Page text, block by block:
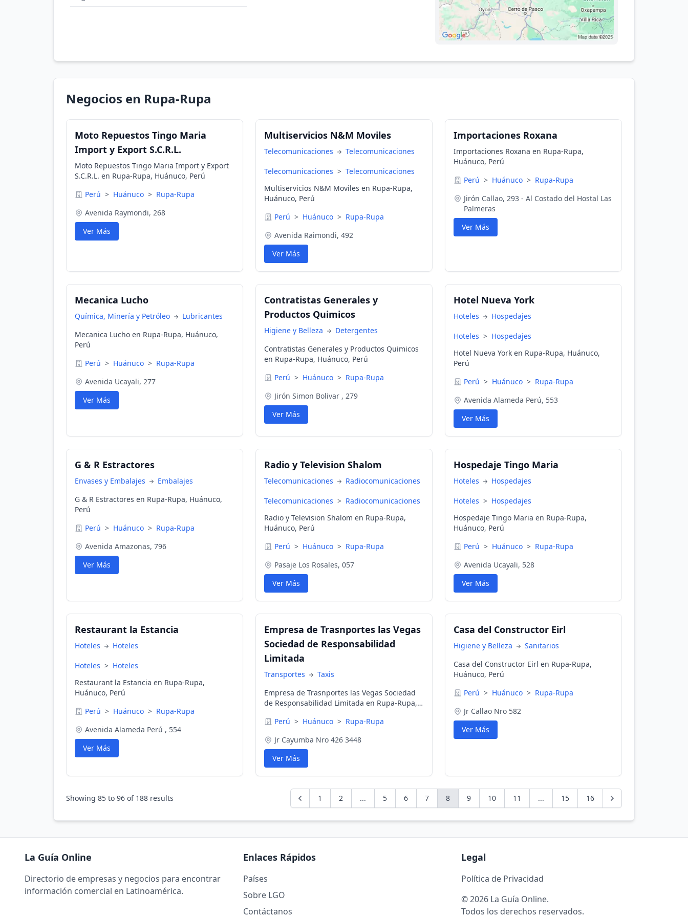
Negocios en Rupa-Rupa
Moto Repuestos Tingo Maria
Import y Export S.C.R.L.
Moto Repuestos Tingo Maria Import y Export
S.C.R.L. en Rupa-Rupa, Huánuco, Perú
Perú > Huánuco > Rupa-Rupa
Avenida Raymondi, 268
Ver Más
Multiservicios N&M Moviles
Telecomunicaciones Telecomunicaciones
Telecomunicaciones > Telecomunicaciones
Multiservicios N&M Moviles en Rupa-Rupa,
Huánuco, Perú
Perú > Huánuco > Rupa-Rupa
Avenida Raimondi, 492
Ver Más
Importaciones Roxana
Importaciones Roxana en Rupa-Rupa,
Huánuco, Perú
Perú > Huánuco > Rupa-Rupa
Jirón Callao, 293 - Al Costado del Hostal Las
Palmeras
Ver Más
Mecanica Lucho
Química, Minería y Petróleo
Lubricantes
Mecanica Lucho en Rupa-Rupa, Huánuco,
Perú
Perú > Huánuco > Rupa-Rupa
Avenida Ucayali, 277
Ver Más
Contratistas Generales y
Productos Quimicos
Higiene y Belleza
Detergentes
Contratistas Generales y Productos Quimicos
en Rupa-Rupa, Huánuco, Perú
Perú > Huánuco > Rupa-Rupa
Jirón Simon Bolivar , 279
Ver Más
Hotel Nueva York
Hoteles Hospedajes
Hoteles > Hospedajes
Hotel Nueva York en Rupa-Rupa, Huánuco,
Perú
Perú > Huánuco > Rupa-Rupa
Avenida Alameda Perú, 553
Ver Más
G & R Estractores
Envases y Embalajes
Embalajes
G & R Estractores en Rupa-Rupa, Huánuco,
Perú
Perú > Huánuco > Rupa-Rupa
Avenida Amazonas, 796
Ver Más
Radio y Television Shalom
Telecomunicaciones Radiocomunicaciones
Telecomunicaciones > Radiocomunicaciones
Radio y Television Shalom en Rupa-Rupa,
Huánuco, Perú
Perú > Huánuco > Rupa-Rupa
Pasaje Los Rosales, 057
Ver Más
Hospedaje Tingo Maria
Hoteles Hospedajes
Hoteles > Hospedajes
Hospedaje Tingo Maria en Rupa-Rupa,
Huánuco, Perú
Perú > Huánuco > Rupa-Rupa
Avenida Ucayali, 528
Ver Más
Restaurant la Estancia
Hoteles Hoteles
Hoteles > Hoteles
Restaurant la Estancia en Rupa-Rupa,
Huánuco, Perú
Perú > Huánuco > Rupa-Rupa
Avenida Alameda Perú , 554
Ver Más
Empresa de Trasnportes las Vegas
Sociedad de Responsabilidad
Limitada
Transportes
Taxis
Empresa de Trasnportes las Vegas Sociedad
de Responsabilidad Limitada en Rupa-Rupa,
Perú > Huánuco > Rupa-Rupa
Jr Cayumba Nro 426 3448
Ver Más
Casa del Constructor Eirl
Higiene y Belleza
Sanitarios
Casa del Constructor Eirl en Rupa-Rupa,
Huánuco, Perú
Perú > Huánuco > Rupa-Rupa
Jr Callao Nro 582
Ver Más
Showing 85 to 96 of 188 results 1 2 ... 5 6 7 8 9 10 11 ... 15 16
La Guía Online
Directorio de empresas y negocios para encontrar
información comercial en Latinoamérica.
Enlaces Rápidos
Países
Sobre LGO
Contáctanos
Legal
Política de Privacidad
© 2026 La Guía Online.
Todos los derechos reservados.